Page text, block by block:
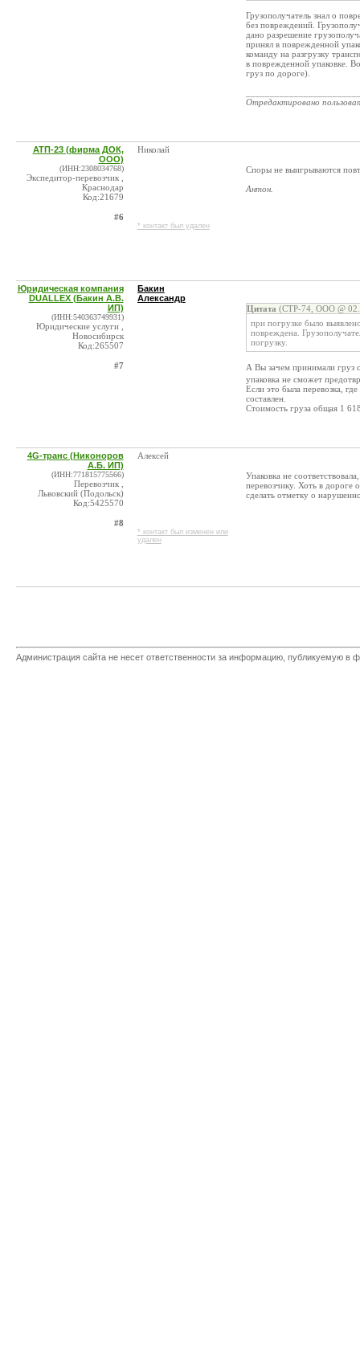
Грузополучатель знал о
без повреждений.
дано разрешение
принял в поврежденной
команду на разгрузку
в поврежденной упаковке.
груз по дороге).
Отредактировано
АТП-23 (фирма ДОК,
ООО)
(ИНН:2308034768)
Экспедитор-перевозчик ,
Краснодар
Код:21679
#6
Николай
* контакт был удален
Споры не выигрываются
Антон.
Юридическая компания
DUALLEX (Бакин А.В.
ИП)
(ИНН:540363749931)
Юридические услуги ,
Новосибирск
Код:265507
#7
Бакин
Александр
Цитата (СТР-74, ООО @
при погрузке было
повреждена.
погрузку.
А Вы зачем принимали груз
упаковка не сможет
Если это была перевозка,
составлен.
Стоимость груза общая 1
4G-транс (Никоноров
А.Б. ИП)
(ИНН:771815775566)
Перевозчик ,
Львовский (Подольск)
Код:5425570
#8
Алексей
* контакт был изменен или
удален
Упаковка не
перевозчику. Хоть в дороге
сделать отметку о
Администрация сайта не несет ответственности за информацию, публикуемую